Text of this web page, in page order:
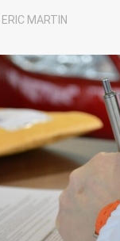
ERIC MARTIN